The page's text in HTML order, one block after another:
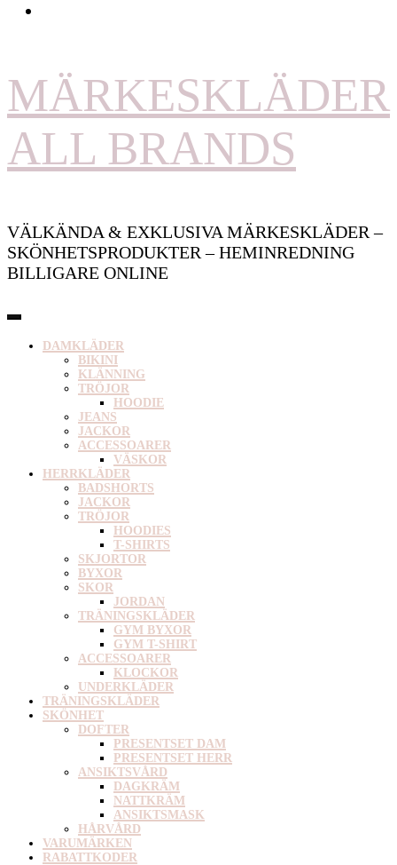
MÄRKESKLÄDER
ALL BRANDS
VÄLKÄNDA & EXKLUSIVA MÄRKESKLÄDER –
SKÖNHETSPRODUKTER – HEMINREDNING
BILLIGARE ONLINE
DAMKLÄDER
BIKINI
KLÄNNING
TRÖJOR
HOODIE
JEANS
JACKOR
ACCESSOARER
VÄSKOR
HERRKLÄDER
BADSHORTS
JACKOR
TRÖJOR
HOODIES
T-SHIRTS
SKJORTOR
BYXOR
SKOR
JORDAN
TRÄNINGSKLÄDER
GYM BYXOR
GYM T-SHIRT
ACCESSOARER
KLOCKOR
UNDERKLÄDER
TRÄNINGSKLÄDER
SKÖNHET
DOFTER
PRESENTSET DAM
PRESENTSET HERR
ANSIKTSVÅRD
DAGKRÄM
NATTKRÄM
ANSIKTSMASK
HÅRVÅRD
VARUMÄRKEN
RABATTKODER